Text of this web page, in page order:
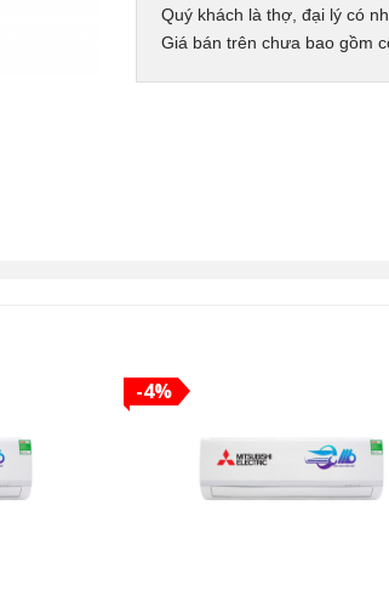
Quý khách là thợ, đại lý có
Giá bán trên chưa bao gồm
-4%